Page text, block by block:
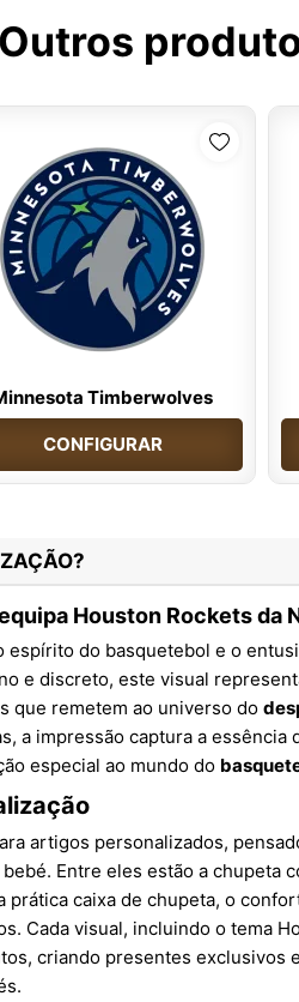
Outros
Timberwolves
CONFIGURAR
Houston Rockets da
espírito do basquetebol e o
e discreto, este visual
que remetem ao universo do
a impressão captura a essência
especial ao mundo do
artigos personalizados,
Entre eles estão a chupeta
caixa de chupeta, o
Cada visual, incluindo o tema
criando presentes exclusivos